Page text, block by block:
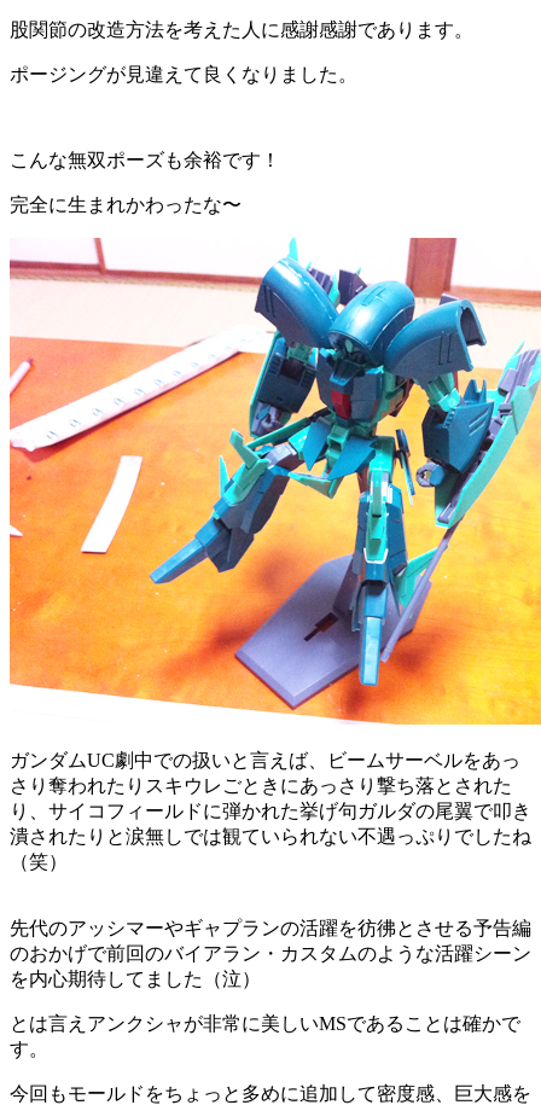
股関節の改造方法を考えた人に感謝感謝であります。
ポージングが見違えて良くなりました。
こんな無双ポーズも余裕です！
完全に生まれかわったな〜
ガンダムUC劇中での扱いと言えば、ビームサーベルをあっ
さり奪われたりスキウレごときにあっさり撃ち落とされた
り、サイコフィールドに弾かれた挙げ句ガルダの尾翼で叩き
潰されたりと涙無しでは観ていられない不遇っぷりでしたね
（笑）
先代のアッシマーやギャプランの活躍を彷彿とさせる予告編
のおかげで前回のバイアラン・カスタムのような活躍シーン
を内心期待してました（泣）
とは言えアンクシャが非常に美しいMSであることは確かで
す。
今回もモールドをちょっと多めに追加して密度感、巨大感を